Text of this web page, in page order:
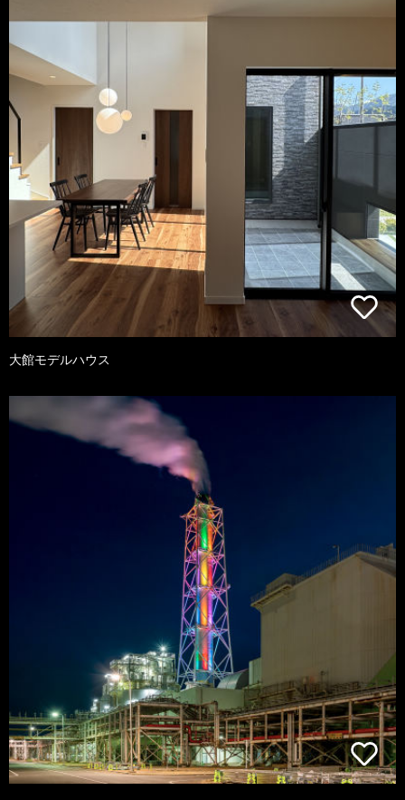
大館モデルハウス